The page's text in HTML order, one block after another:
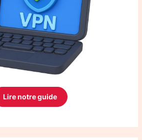
Lire notre guide